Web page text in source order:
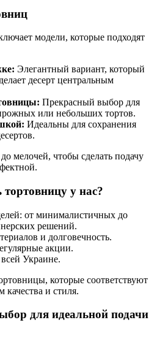
модели, которые подходят
Элегантный вариант, который
десерт центральным
Прекрасный выбор для
или небольших тортов.
Идеальны для сохранения
мелочей, чтобы сделать подачу
у нас?
от минималистичных до
решений.
и долговечность.
акции.
Украине.
которые соответствуют
и стиля.
для идеальной подачи